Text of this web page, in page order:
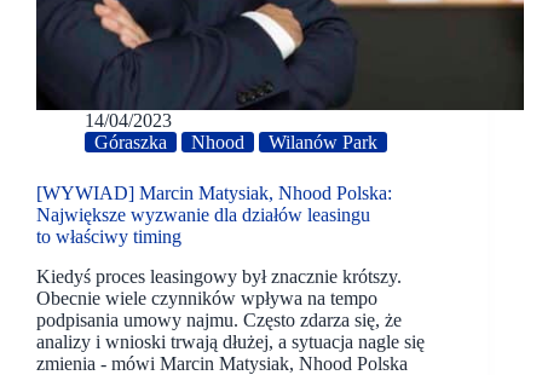
14/04/2023
Góraszka
Nhood Wilanów Park
[WYWIAD] Marcin Matysiak, Nhood Polska:
Największe wyzwanie dla działów leasingu
to właściwy timing
Kiedyś proces leasingowy był znacznie krótszy.
Obecnie wiele czynników wpływa na tempo
podpisania umowy najmu. Często zdarza się, że
analizy i wnioski trwają dłużej, a sytuacja nagle się
zmienia - mówi Marcin Matysiak, Nhood Polska